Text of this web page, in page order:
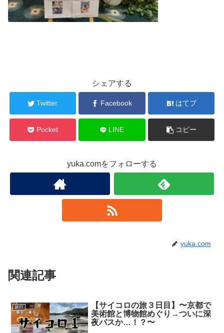
シェアする
Twitter Facebook はてブ
Pocket LINE コピー
yuka.comをフォローする
yuka.com
関連記事
旅行
【サイコロの旅３日目】〜京都で
美術館と博物館めぐり→ついに深
夜バスか…！？〜